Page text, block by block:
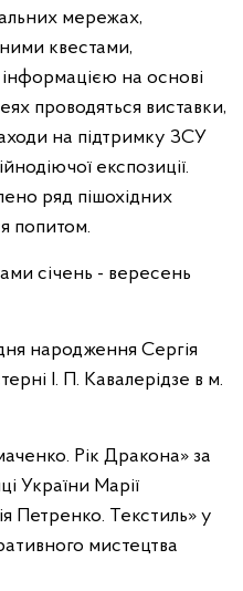
мережах,
квестами,
на основі
проводяться виставки,
на підтримку ЗСУ
експозиції.
ряд пішохідних
попитом.
січень - вересень
народження Сергія
І. П. Кавалерідзе в м.
Рік Дракона» за
України Марії
Петренко. Текстиль» у
мистецтва